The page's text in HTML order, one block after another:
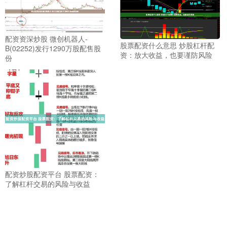
配资资深炒股 微创机器人-
B(02252)发行1290万股配售股
份
股票配资什么意思 炒股杠杆配
资：放大收益，也要谨防风险
配资炒股配资平台 股票配资：
了解杠杆交易的风险与收益